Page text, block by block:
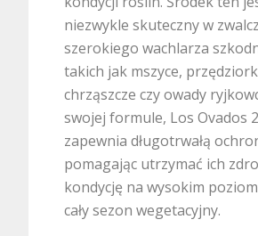
niezwykle skuteczny w
szerokiego wachlarza
takich jak mszyce,
chrząszcze czy owady
swojej formule, Los Ovados
zapewnia długotrwałą
pomagając utrzymać ich
kondycję na wysokim
cały sezon wegetacyjny.